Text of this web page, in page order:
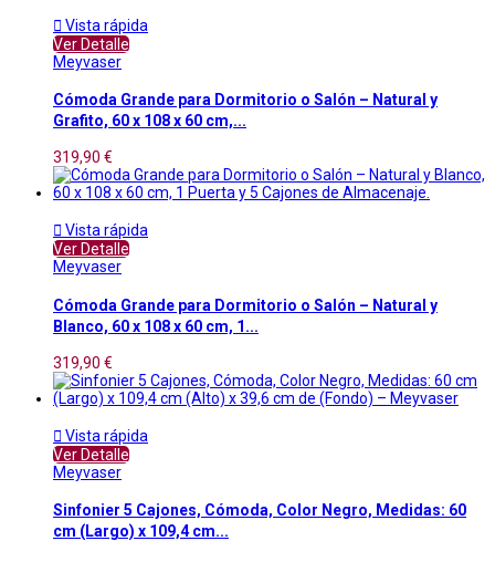
 Vista rápida
Ver Detalle
Meyvaser
Cómoda Grande para Dormitorio o Salón – Natural y
Grafito, 60 x 108 x 60 cm,...
319,90 €
 Vista rápida
Ver Detalle
Meyvaser
Cómoda Grande para Dormitorio o Salón – Natural y
Blanco, 60 x 108 x 60 cm, 1...
319,90 €
 Vista rápida
Ver Detalle
Meyvaser
Sinfonier 5 Cajones, Cómoda, Color Negro, Medidas: 60
cm (Largo) x 109,4 cm...